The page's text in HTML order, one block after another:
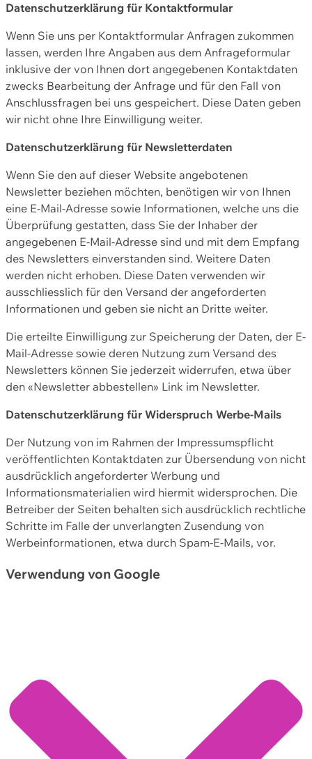
Datenschutzerklärung für Kontaktformular
Wenn Sie uns per Kontaktformular Anfragen zukommen
lassen, werden Ihre Angaben aus dem Anfrageformular
inklusive der von Ihnen dort angegebenen Kontaktdaten
zwecks Bearbeitung der Anfrage und für den Fall von
Anschlussfragen bei uns gespeichert. Diese Daten geben
wir nicht ohne Ihre Einwilligung weiter.
Datenschutzerklärung für Newsletterdaten
Wenn Sie den auf dieser Website angebotenen
Newsletter beziehen möchten, benötigen wir von Ihnen
eine E-Mail-Adresse sowie Informationen, welche uns die
Überprüfung gestatten, dass Sie der Inhaber der
angegebenen E-Mail-Adresse sind und mit dem Empfang
des Newsletters einverstanden sind. Weitere Daten
werden nicht erhoben. Diese Daten verwenden wir
ausschliesslich für den Versand der angeforderten
Informationen und geben sie nicht an Dritte weiter.
Die erteilte Einwilligung zur Speicherung der Daten, der E-
Mail-Adresse sowie deren Nutzung zum Versand des
Newsletters können Sie jederzeit widerrufen, etwa über
den «Newsletter abbestellen» Link im Newsletter.
Datenschutzerklärung für Widerspruch Werbe-Mails
Der Nutzung von im Rahmen der Impressumspflicht
veröffentlichten Kontaktdaten zur Übersendung von nicht
ausdrücklich angeforderter Werbung und
Informationsmaterialien wird hiermit widersprochen. Die
Betreiber der Seiten behalten sich ausdrücklich rechtliche
Schritte im Falle der unverlangten Zusendung von
Werbeinformationen, etwa durch Spam-E-Mails, vor.
Verwendung von Google